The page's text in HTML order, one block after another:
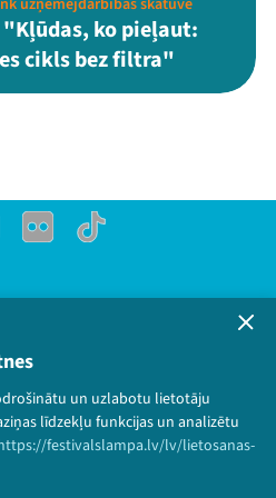
un uzlabotu lietotāju
līdzekļu funkcijas un analizētu
festivalslampa.lv/lv/lietosanas-
uzņēmējdarbības skatuve
ko pieļaut:
cikls bez filtra"
Flick TikTok
Visas tiesības